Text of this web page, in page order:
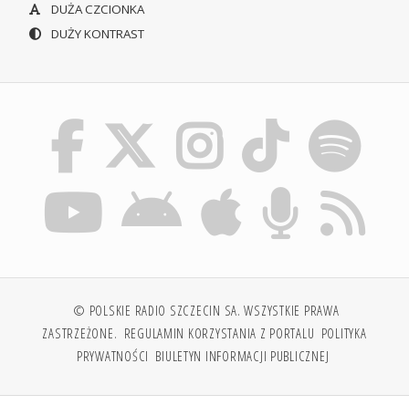
DUŻA CZCIONKA
DUŻY KONTRAST
© POLSKIE RADIO SZCZECIN SA. WSZYSTKIE PRAWA
ZASTRZEŻONE. REGULAMIN KORZYSTANIA Z PORTALU POLITYKA
PRYWATNOŚCI BIULETYN INFORMACJI PUBLICZNEJ